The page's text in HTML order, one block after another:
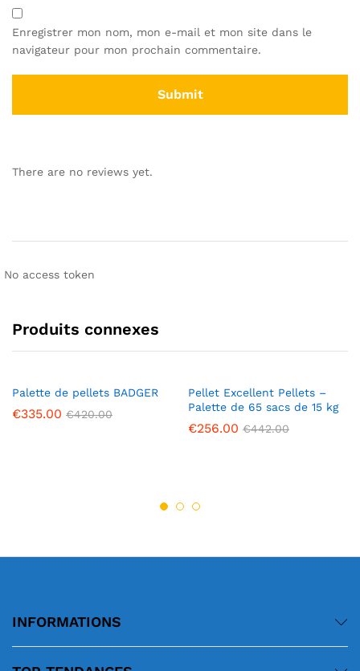
Enregistrer mon nom, mon e-mail et mon site dans le
navigateur pour mon prochain commentaire.
There are no reviews yet.
No access token
Produits connexes
Palette de pellets BADGER
€335.00 €420.00
Pellet Excellent Pellets –
Palette de 65 sacs de 15 kg
€256.00 €442.00
INFORMATIONS